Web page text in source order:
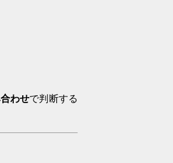
わせで判断する